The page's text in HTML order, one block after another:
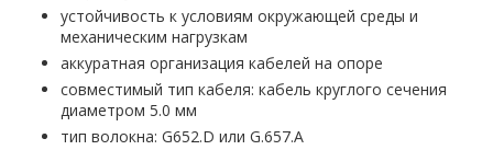
устойчивость к условиям окружающей среды и
механическим нагрузкам
аккуратная организация кабелей на опоре
совместимый тип кабеля: кабель круглого сечения
диаметром 5.0 мм
тип волокна: G652.D или G.657.A